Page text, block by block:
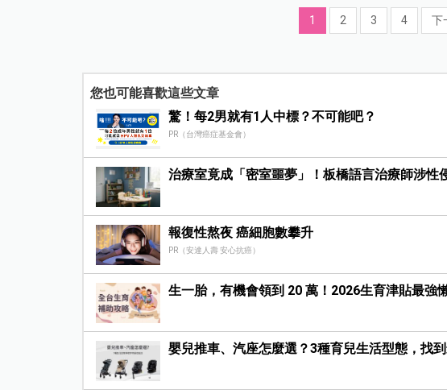
1 2 3 4 下
您也可能喜歡這些文章
驚！每2男就有1人中標？不可能吧？
PR（台灣癌症基金會）
治療室竟成「密室噩夢」！板橋語言治療師涉性
報復性熬夜 癌細胞數攀升
PR（安達人壽 安心抗癌）
生一胎，有機會領到 20 萬！2026生育津貼最強
嬰兒推車、汽座怎麼選？3種育兒生活型態，找